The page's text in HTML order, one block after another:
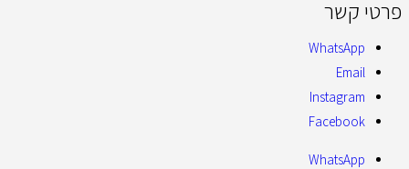
פרטי קשר
WhatsApp
Email
Instagram
Facebook
WhatsApp